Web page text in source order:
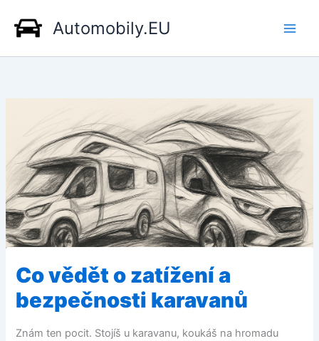
obsah
Automobily.EU
Co vědět o zatížení a
bezpečnosti karavanů
Znám ten pocit. Stojíš u karavanu, koukáš na hromadu